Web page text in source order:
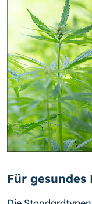
Für gesundes